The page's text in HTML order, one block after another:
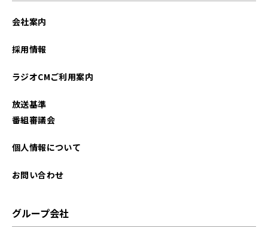
会社案内
採用情報
ラジオCMご利用案内
放送基準
番組審議会
個人情報について
お問い合わせ
グループ会社